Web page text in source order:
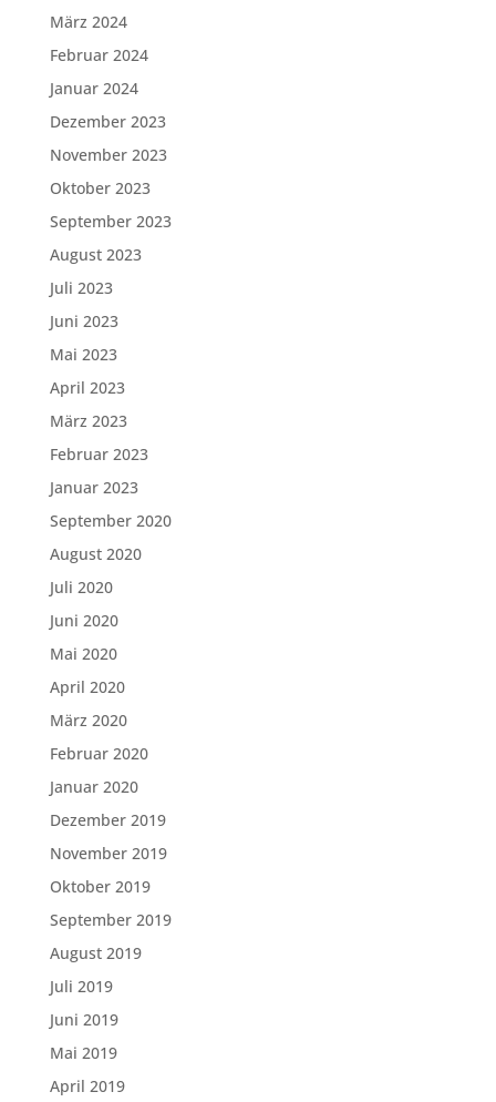
März 2024
Februar 2024
Januar 2024
Dezember 2023
November 2023
Oktober 2023
September 2023
August 2023
Juli 2023
Juni 2023
Mai 2023
April 2023
März 2023
Februar 2023
Januar 2023
September 2020
August 2020
Juli 2020
Juni 2020
Mai 2020
April 2020
März 2020
Februar 2020
Januar 2020
Dezember 2019
November 2019
Oktober 2019
September 2019
August 2019
Juli 2019
Juni 2019
Mai 2019
April 2019